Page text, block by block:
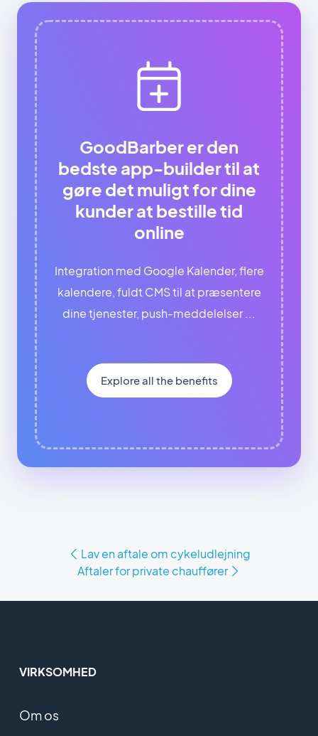
GoodBarber er den
bedste app-builder til at
gøre det muligt for dine
kunder at bestille tid
online
Integration med Google Kalender, flere
kalendere, fuldt CMS til at præsentere
dine tjenester, push-meddelelser ...
Explore all the benefits
Lav en aftale om cykeludlejning
Aftaler for private chauffører
VIRKSOMHED
Om os